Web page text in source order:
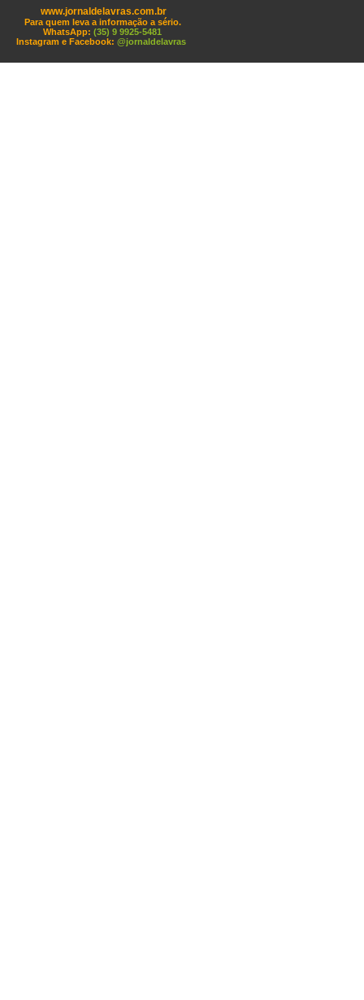
www.jornaldelavras.com.br
Para quem leva a informação a sério.
WhatsApp: (35) 9 9925-5481
Instagram e Facebook: @jornaldelavras